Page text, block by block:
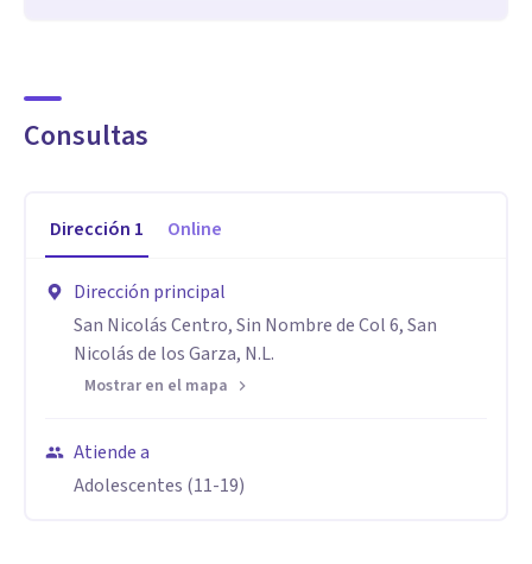
Consultas
Dirección 1 Online
Dirección principal
San Nicolás Centro, Sin Nombre de Col 6, San
Nicolás de los Garza, N.L.
Mostrar en el mapa
Atiende a
Adolescentes (11-19)